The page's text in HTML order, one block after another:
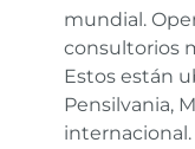
Sleep Apnea:
Institutes of
What Doctors
Apnea.
mundial.
consultorios
Estos están
Pensilvania,